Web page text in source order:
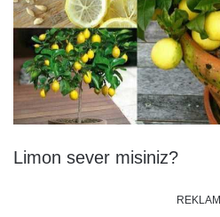
Limon sever misiniz?
REKLAM